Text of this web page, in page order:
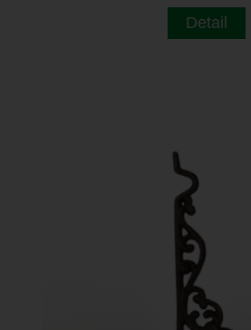
Detail